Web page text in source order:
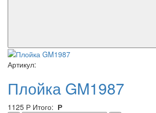
Артикул:
Плойка GM1987
1125 Р Итого: Р